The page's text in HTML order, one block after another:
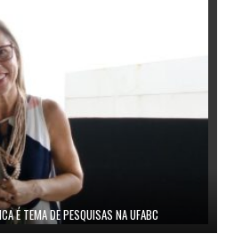
É TEMA DE PESQUISAS NA UFABC